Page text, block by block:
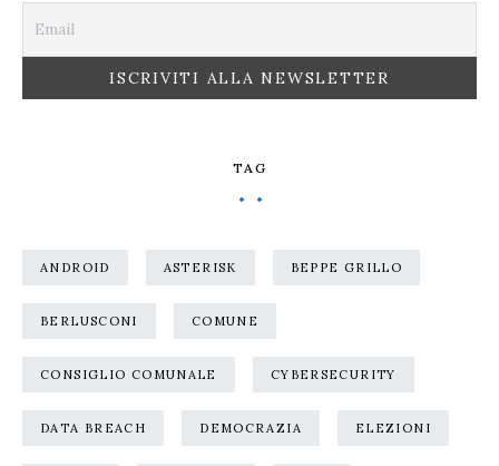
TAG
ANDROID ASTERISK BEPPE GRILLO
BERLUSCONI COMUNE
CONSIGLIO COMUNALE CYBERSECURITY
DATA BREACH DEMOCRAZIA ELEZIONI